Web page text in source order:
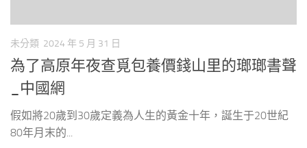
未分類 2024 年 5 月 31 日
為了高原年夜查覓包養價錢山里的瑯瑯書聲
_中國網
假如將20歲到30歲定義為人生的黃金十年，誕生于20世紀
80年月末的...